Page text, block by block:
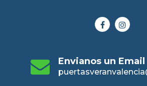
Envianos un Email